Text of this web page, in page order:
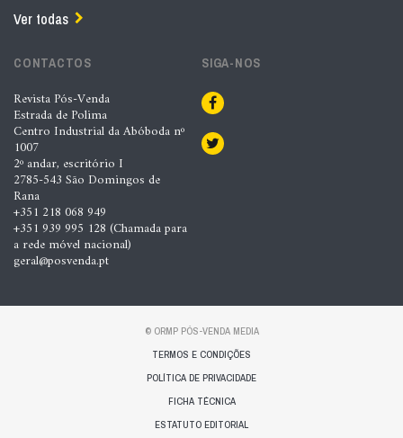
Ver todas
CONTACTOS
Revista Pós-Venda
Estrada de Polima
Centro Industrial da Abóboda nº
1007
2º andar, escritório I
2785-543 São Domingos de
Rana
+351 218 068 949
+351 939 995 128 (Chamada para
a rede móvel nacional)
geral@posvenda.pt
SIGA-NOS
© ORMP PÓS-VENDA MEDIA
TERMOS E CONDIÇÕES
POLÍTICA DE PRIVACIDADE
FICHA TÉCNICA
ESTATUTO EDITORIAL